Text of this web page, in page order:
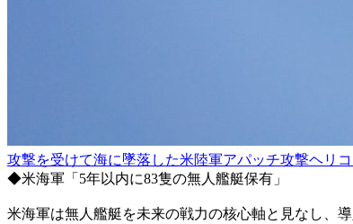
攻撃を受けて海に墜落した米陸軍アパッチ攻撃ヘリ
◆米海軍「5年以内に83隻の無人艦艇保有」
米海軍は無人艦艇を未来の戦力の核心軸と見なし、